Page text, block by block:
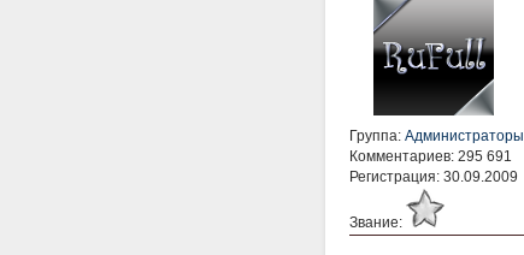
Группа: Администраторы
Комментариев: 295 691
Регистрация: 30.09.2009
Звание: